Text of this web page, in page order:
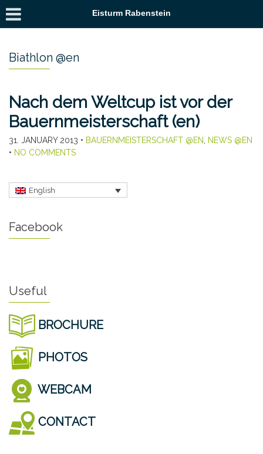
Eisturm Rabenstein
Biathlon @en
Nach dem Weltcup ist vor der
Bauernmeisterschaft (en)
31. JANUARY 2013 • BAUERNMEISTERSCHAFT @EN
NEWS @EN
• NO COMMENTS
English
Facebook
Useful
BROCHURE
PHOTOS
WEBCAM
CONTACT